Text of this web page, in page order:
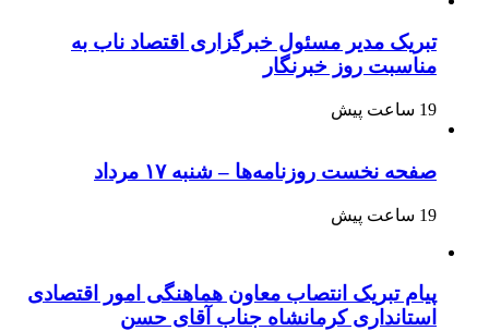
تبریک مدیر مسئول خبرگزاری اقتصاد ناب به
مناسبت روز خبرنگار
19 ساعت پیش
صفحه نخست روزنامه‌ها – شنبه ۱۷ مرداد
19 ساعت پیش
پیام تبریک انتصاب معاون هماهنگی امور اقتصادی
استانداری کرمانشاه جناب آقای حسن